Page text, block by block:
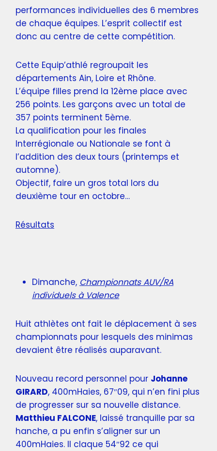
performances individuelles des 6 membres
de chaque équipes. L’esprit collectif est
donc au centre de cette compétition.
Cette Equip’athlé regroupait les
départements Ain, Loire et Rhône.
L’équipe filles prend la 12ème place avec
256 points. Les garçons avec un total de
357 points terminent 5ème.
La qualification pour les finales
Interrégionale ou Nationale se font à
l’addition des deux tours (printemps et
automne).
Objectif, faire un gros total lors du
deuxième tour en octobre…
Résultats
Dimanche, Championnats AUV/RA
individuels à Valence
Huit athlètes ont fait le déplacement à ses
championnats pour lesquels des minimas
devaient être réalisés auparavant.
Nouveau record personnel pour Johanne
GIRARD, 400mHaies, 67″09, qui n’en fini plus
de progresser sur sa nouvelle distance.
Matthieu FALCONE, laissé tranquille par sa
hanche, a pu enfin s’aligner sur un
400mHaies. Il claque 54″92 ce qui